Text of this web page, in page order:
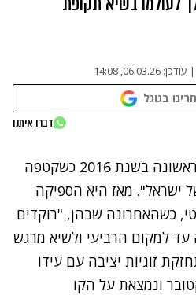
| עודכן: 06.03.26, 14:08
בגוגל
בבעיה
דברו איתנו
אל קארין עליה נחשפנו לראשונה בשנת 2016 כשקטפה
ישראל". מאז היא הספיקה
כשהאחרונה שבהן, "רוקדים
למקום הרביעי ולשיא מרגש
זוגיות יציבה עם עידו
לפני 7 באוקטובר ונמצאת על הקו